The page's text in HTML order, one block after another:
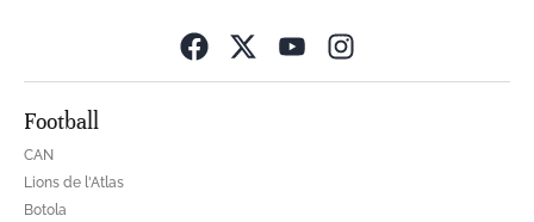
Football
CAN
Lions de l'Atlas
Botola